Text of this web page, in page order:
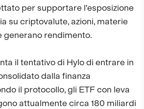
per supportare l'esposizione
su criptovalute, azioni, materie
generano rendimento.
il tentativo di Hylo di entrare in
dalla finanza
il protocollo, gli ETF con leva
attualmente circa 180 miliardi